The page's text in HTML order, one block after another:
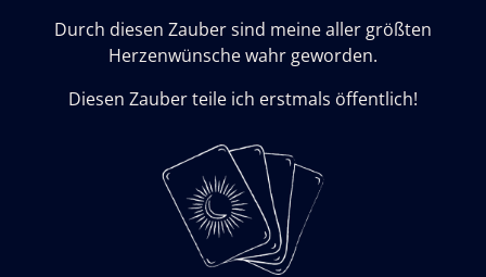
Durch diesen Zauber sind meine aller größten
Herzenwünsche wahr geworden.
Diesen Zauber teile ich erstmals öffentlich!